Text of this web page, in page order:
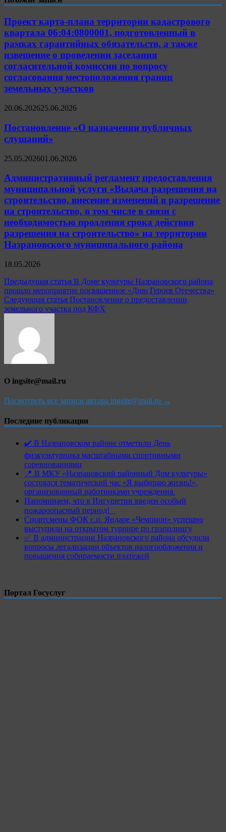
Проект карта-плана территории кадастрового
квартала 06:04:0800001, подготовленный в
рамках гарантийных обязательств, а также
извещение о проведении заседания
согласительной комиссии по вопросу
согласования местоположения границ
земельных участков
20.06.202625.06.2026
Постановление «О назначении публичных
слушаний»
25.05.202601.06.2026
Административный регламент предоставления
муниципальной услуги «Выдача разрешения на
строительство, внесение изменений в разрешение
на строительство, в том числе в связи с
необходимостью продления срока действия
разрешения на строительство» на территории
Назрановского муниципального района
18.05.2026
Навигация
по
записям
Предыдущая статья В Доме культуры Назрановского района
прошло мероприятие посвященное «Дню Героев Отечества»
Следующая статья Постановление о предоставлении
земельного участка под КФХ
О ingsite@mail.ru
Посмотреть все записи автора ingsite@mail.ru →
Последние публикации
✔️ В Назрановском районе отметили День
физкультурника масштабными спортивными
соревнованиями
📍 В МКУ «Назрановский районный Дом культуры»
состоялся тематический час «Я выбираю жизнь!»,
организованный работниками учреждения.
Напоминаем, что в Ингушетии введен особый
пожароопасный период!⁣⁣⠀
Спортсмены ФОК с.п. Яндаре «Чемпион» успешно
выступили на открытом турнире по грэпплингу
✅ В администрации Назрановского района обсудили
вопросы легализации объектов налогообложения и
повышения собираемости платежей
Портал Госуслуг